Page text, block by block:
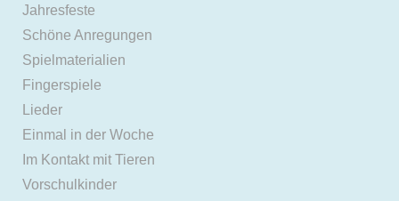
Jahresfeste
Schöne Anregungen
Spielmaterialien
Fingerspiele
Lieder
Einmal in der Woche
Im Kontakt mit Tieren
Vorschulkinder